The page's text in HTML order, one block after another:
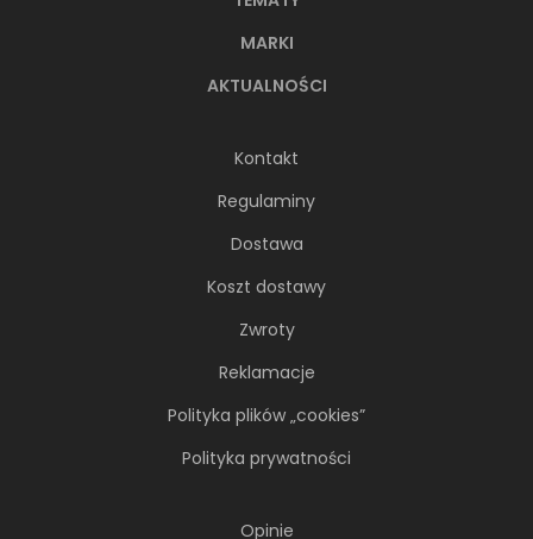
MARKI
AKTUALNOŚCI
Kontakt
Regulaminy
Dostawa
Koszt dostawy
Zwroty
Reklamacje
Polityka plików „cookies”
Polityka prywatności
Opinie